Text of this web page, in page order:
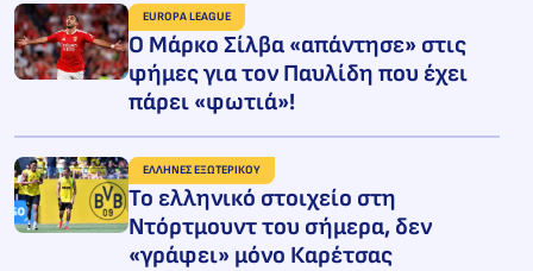
EUROPA LEAGUE
Ο Μάρκο Σίλβα «απάντησε» στις
φήμες για τον Παυλίδη που έχει
πάρει «φωτιά»!
ΕΛΛΗΝΕΣ ΕΞΩΤΕΡΙΚΟΥ
Το ελληνικό στοιχείο στη
Ντόρτμουντ του σήμερα, δεν
«γράφει» μόνο Καρέτσας